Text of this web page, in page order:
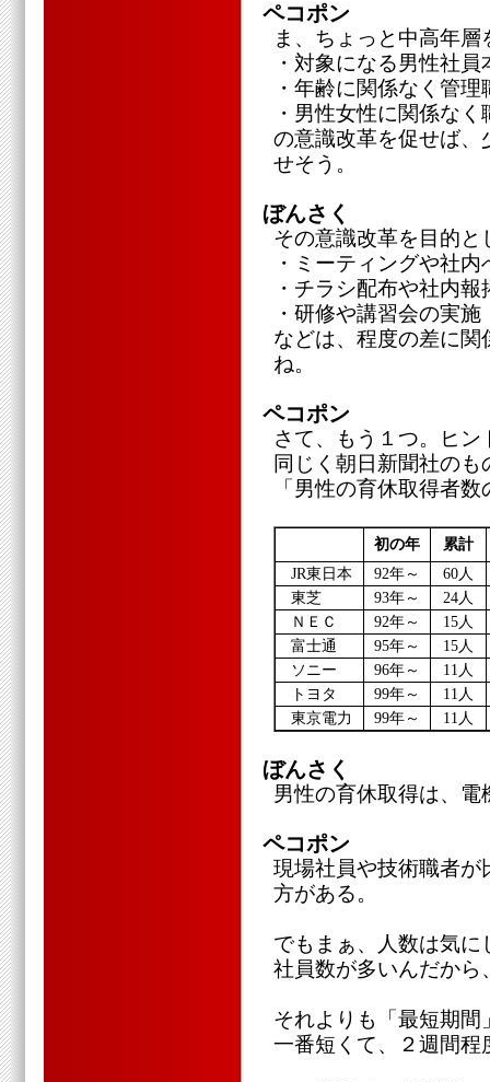
ペコポン
ま、ちょっと中高年
・対象になる男性社員
・年齢に関係なく管理
・男性女性に関係な
の意識改革を促せば、
せそう。
ぼんさく
その意識改革を目的と
・ミーティングや社内
・チラシ配布や社内報
・研修や講習会の実施
などは、程度の差に
ね。
ペコポン
さて、もう１つ。ヒン
同じく朝日新聞社のも
「男性の育休取得者
初の年
累計
JR東日本
92年～
60人
東芝
93年～
24人
ＮＥＣ
92年～
15人
富士通
95年～
15人
ソニー
96年～
11人
トヨタ
99年～
11人
東京電力
99年～ 11人
ぼんさく
男性の育休取得は、
ペコポン
現場社員や技術職者が
方がある。
でもまぁ、人数は気
社員数が多いんだから
それよりも「最短期間
一番短くて、２週間程